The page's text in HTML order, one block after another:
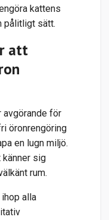
kattens
pålitligt sätt.
att
avgörande för
öronrengöring
en lugn miljö.
känner sig
rum.
alla